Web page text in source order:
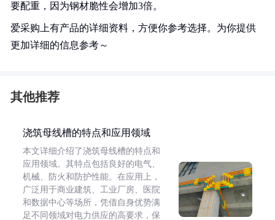
要配重，因为钢材脆性会增加3倍。
爱采购上有产品的详细资料，方便你参考选择。为你提供
更加详细的信息参考～
其他推荐
浇筑母线槽的特点和应用领域
本文详细介绍了浇筑母线槽的特点和
应用领域。其特点包括良好的电气、
机械、防火和防护性能。在应用上，
广泛用于商业建筑、工业厂房、医院
和数据中心等场所，凭借自身优势满
足不同领域对电力供应的高要求，保